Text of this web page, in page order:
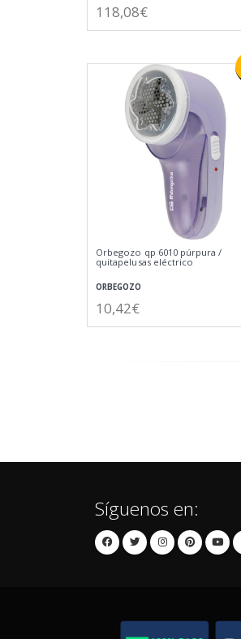
118,08€
Orbegozo qp 6010 púrpura /
quitapelusas eléctrico
ORBEGOZO
10,42€
Síguenos en: